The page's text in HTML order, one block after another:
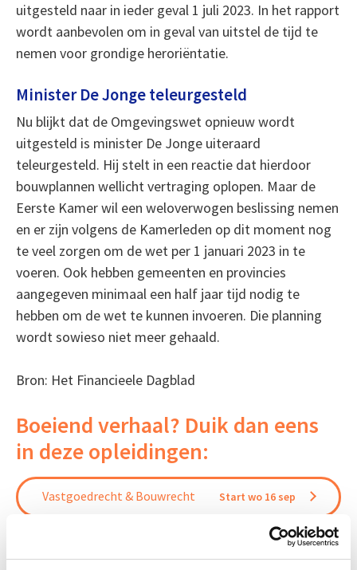
uitgesteld naar in ieder geval 1 juli 2023. In het rapport
wordt aanbevolen om in geval van uitstel de tijd te
nemen voor grondige heroriëntatie.
Minister De Jonge teleurgesteld
Nu blijkt dat de Omgevingswet opnieuw wordt
uitgesteld is minister De Jonge uiteraard
teleurgesteld. Hij stelt in een reactie dat hierdoor
bouwplannen wellicht vertraging oplopen. Maar de
Eerste Kamer wil een weloverwogen beslissing nemen
en er zijn volgens de Kamerleden op dit moment nog
te veel zorgen om de wet per 1 januari 2023 in te
voeren. Ook hebben gemeenten en provincies
aangegeven minimaal een half jaar tijd nodig te
hebben om de wet te kunnen invoeren. Die planning
wordt sowieso niet meer gehaald.
Bron: Het Financieele Dagblad
Boeiend verhaal? Duik dan eens
in deze opleidingen:
Vastgoedrecht & Bouwrecht Start wo 16 sep
Start wo 16 sep